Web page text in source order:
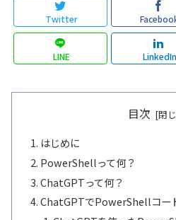
Twitter
LINE LinkedIn
目次
はじめに
PowerShellって何？
ChatGPTって何？
ChatGPTでPowerShellコー